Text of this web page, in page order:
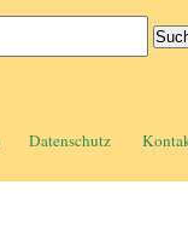
Datenschutz